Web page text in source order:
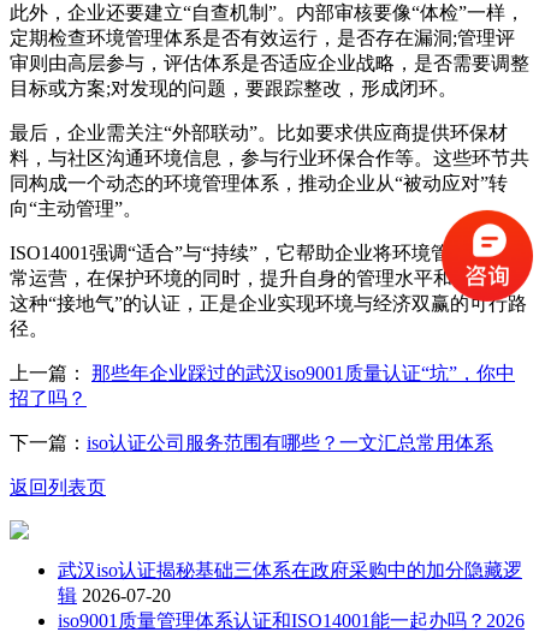
此外，企业还要建立“自查机制”。内部审核要像“体检”一样，
定期检查环境管理体系是否有效运行，是否存在漏洞;管理评
审则由高层参与，评估体系是否适应企业战略，是否需要调整
目标或方案;对发现的问题，要跟踪整改，形成闭环。
最后，企业需关注“外部联动”。比如要求供应商提供环保材
料，与社区沟通环境信息，参与行业环保合作等。这些环节共
同构成一个动态的环境管理体系，推动企业从“被动应对”转
向“主动管理”。
ISO14001强调“适合”与“持续”，它帮助企业将环境管理融入日
常运营，在保护环境的同时，提升自身的管理水平和竞争力。
这种“接地气”的认证，正是企业实现环境与经济双赢的可行路
径。
上一篇： 那些年企业踩过的武汉iso9001质量认证“坑”，你中
招了吗？
下一篇： iso认证公司服务范围有哪些？一文汇总常用体系
返回列表页
武汉iso认证揭秘基础三体系在政府采购中的加分隐藏逻
辑 2026-07-20
iso9001质量管理体系认证和ISO14001能一起办吗？2026